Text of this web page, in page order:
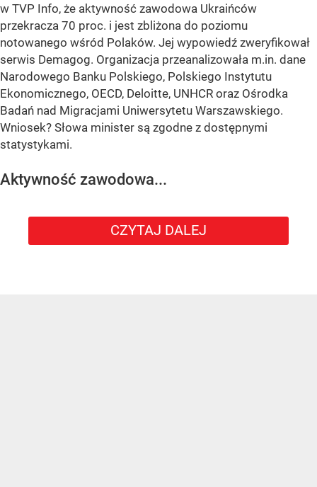
w TVP Info, że aktywność zawodowa Ukraińców
przekracza 70 proc. i jest zbliżona do poziomu
notowanego wśród Polaków. Jej wypowiedź zweryfikował
serwis Demagog. Organizacja przeanalizowała m.in. dane
Narodowego Banku Polskiego, Polskiego Instytutu
Ekonomicznego, OECD, Deloitte, UNHCR oraz Ośrodka
Badań nad Migracjami Uniwersytetu Warszawskiego.
Wniosek? Słowa minister są zgodne z dostępnymi
statystykami.
Aktywność zawodowa...
CZYTAJ DALEJ